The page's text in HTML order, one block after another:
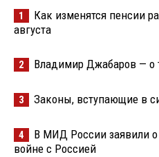
1
Как изменятся пенсии
августа
2 Владимир Джабаров — о
3 Законы, вступающие в
4
В МИД России заявили
войне с Россией